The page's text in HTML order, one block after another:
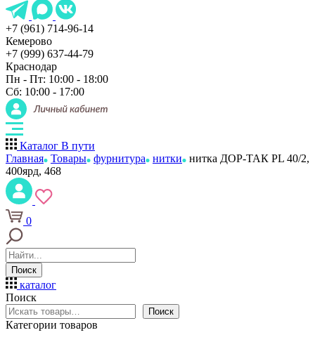
+7 (961) 714-96-14
Кемерово
+7 (999) 637-44-79
Краснодар
Пн - Пт: 10:00 - 18:00
Сб: 10:00 - 17:00
Каталог В пути
Главная Товары фурнитура нитки
нитка ДОР-ТАК PL 40/2,
400ярд, 468
0
Поиск
каталог
Поиск
Поиск
Категории товаров